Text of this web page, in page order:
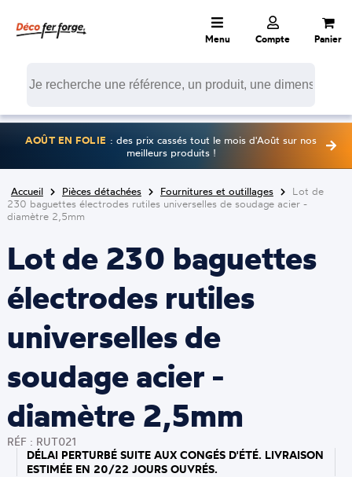
Menu Compte Panier
AOÛT EN FOLIE : des prix cassés tout le mois d'Août sur nos
meilleurs produits !
Accueil Pièces détachées Fournitures et outillages
Lot de
230 baguettes électrodes rutiles universelles de soudage acier -
diamètre 2,5mm
Lot de 230 baguettes
électrodes rutiles
universelles de
soudage acier -
diamètre 2,5mm
RÉF : RUT021
DÉLAI PERTURBÉ SUITE AUX CONGÉS D'ÉTÉ. LIVRAISON
ESTIMÉE EN 20/22 JOURS OUVRÉS.